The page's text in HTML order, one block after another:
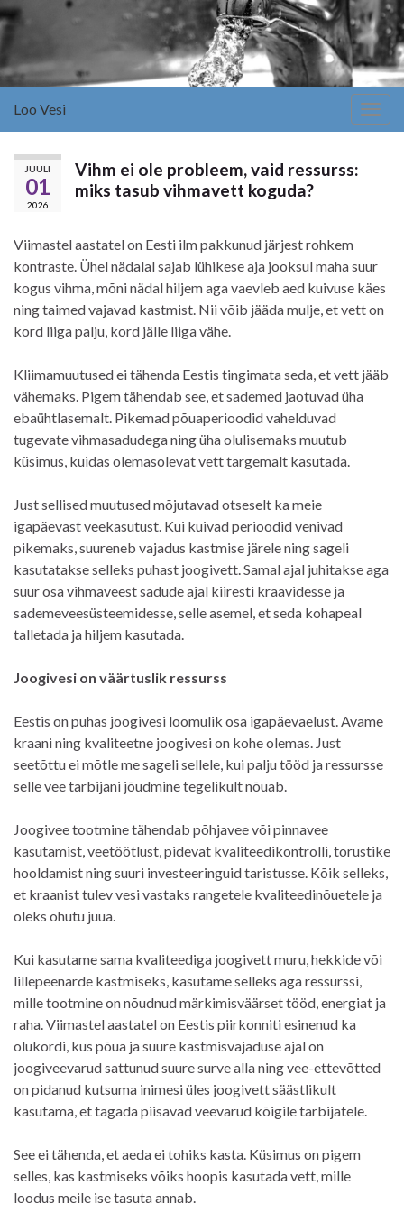
Loo Vesi
JUULI
01
2026
Vihm ei ole probleem, vaid ressurss:
miks tasub vihmavett koguda?
Viimastel aastatel on Eesti ilm pakkunud järjest rohkem
kontraste. Ühel nädalal sajab lühikese aja jooksul maha suur
kogus vihma, mõni nädal hiljem aga vaevleb aed kuivuse käes
ning taimed vajavad kastmist. Nii võib jääda mulje, et vett on
kord liiga palju, kord jälle liiga vähe.
Kliimamuutused ei tähenda Eestis tingimata seda, et vett jääb
vähemaks. Pigem tähendab see, et sademed jaotuvad üha
ebaühtlasemalt. Pikemad põuaperioodid vahelduvad
tugevate vihmasadudega ning üha olulisemaks muutub
küsimus, kuidas olemasolevat vett targemalt kasutada.
Just sellised muutused mõjutavad otseselt ka meie
igapäevast veekasutust. Kui kuivad perioodid venivad
pikemaks, suureneb vajadus kastmise järele ning sageli
kasutatakse selleks puhast joogivett. Samal ajal juhitakse aga
suur osa vihmaveest sadude ajal kiiresti kraavidesse ja
sademeveesüsteemidesse, selle asemel, et seda kohapeal
talletada ja hiljem kasutada.
Joogivesi on väärtuslik ressurss
Eestis on puhas joogivesi loomulik osa igapäevaelust. Avame
kraani ning kvaliteetne joogivesi on kohe olemas. Just
seetõttu ei mõtle me sageli sellele, kui palju tööd ja ressursse
selle vee tarbijani jõudmine tegelikult nõuab.
Joogivee tootmine tähendab põhjavee või pinnavee
kasutamist, veetöötlust, pidevat kvaliteedikontrolli, torustike
hooldamist ning suuri investeeringuid taristusse. Kõik selleks,
et kraanist tulev vesi vastaks rangetele kvaliteedinõuetele ja
oleks ohutu juua.
Kui kasutame sama kvaliteediga joogivett muru, hekkide või
lillepeenarde kastmiseks, kasutame selleks aga ressurssi,
mille tootmine on nõudnud märkimisväärset tööd, energiat ja
raha. Viimastel aastatel on Eestis piirkonniti esinenud ka
olukordi, kus põua ja suure kastmisvajaduse ajal on
joogiveevarud sattunud suure surve alla ning vee-ettevõtted
on pidanud kutsuma inimesi üles joogivett säästlikult
kasutama, et tagada piisavad veevarud kõigile tarbijatele.
See ei tähenda, et aeda ei tohiks kasta. Küsimus on pigem
selles, kas kastmiseks võiks hoopis kasutada vett, mille
loodus meile ise tasuta annab.